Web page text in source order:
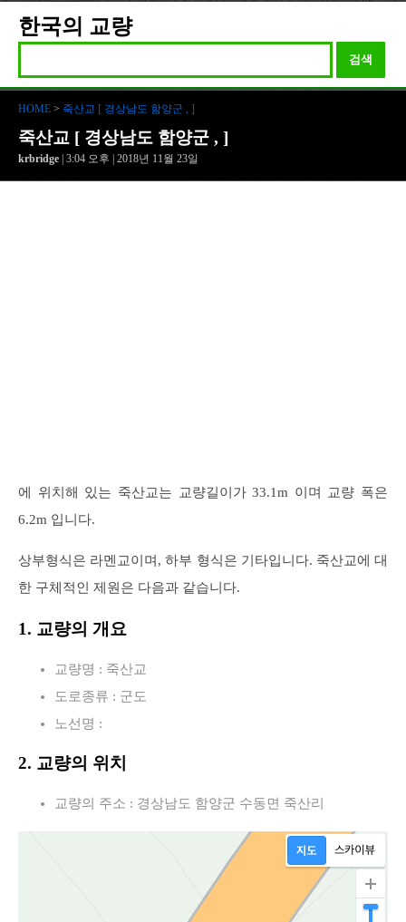
한국의 교량
검색
HOME > 죽산교 [ 경상남도 함양군 , ]
죽산교 [ 경상남도 함양군 , ]
krbridge | 3:04 오후 | 2018년 11월 23일
에 위치해 있는 죽산교는 교량길이가 33.1m 이며 교량 폭은
6.2m 입니다.
상부형식은 라멘교이며, 하부 형식은 기타입니다. 죽산교에 대
한 구체적인 제원은 다음과 같습니다.
1. 교량의 개요
교량명 : 죽산교
도로종류 : 군도
노선명 :
2. 교량의 위치
교량의 주소 : 경상남도 함양군 수동면 죽산리